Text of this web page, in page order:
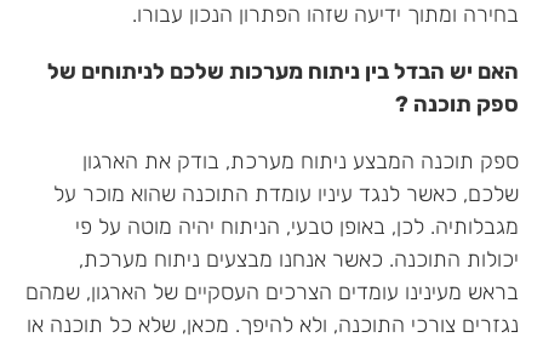
בחירה ומתוך ידיעה שזהו הפתרון הנכון עבורו.
האם יש הבדל בין ניתוח מערכות שלכם לניתוחים של
ספק תוכנה ?
ספק תוכנה המבצע ניתוח מערכת, בודק את הארגון
שלכם, כאשר לנגד עיניו עומדת התוכנה שהוא מוכר על
מגבלותיה. לכן, באופן טבעי, הניתוח יהיה מוטה על פי
יכולות התוכנה. כאשר אנחנו מבצעים ניתוח מערכת,
בראש מעינינו עומדים הצרכים העסקיים של הארגון, שמהם
נגזרים צורכי התוכנה, ולא להיפך. מכאן, שלא כל תוכנה או